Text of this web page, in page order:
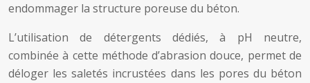
endommager la structure poreuse du béton.
L’utilisation de détergents dédiés, à pH neutre,
combinée à cette méthode d’abrasion douce, permet de
déloger les saletés incrustées dans les pores du béton